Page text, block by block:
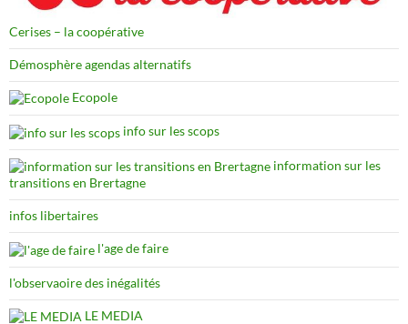
Cerises – la coopérative
Démosphère agendas alternatifs
Ecopole
info sur les scops
information sur les
transitions en Brertagne
infos libertaires
l'age de faire
l'observaoire des inégalités
LE MEDIA